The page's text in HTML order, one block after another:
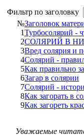
Фильтр по заголовку
№Заголовок
1Турбосолярий -
2СОЛЯРИЙ В
3Вред солярия и
4Солярий -
5Как правильно
6Загар в солярии
7Солярий -
8Как загорать в
9Как загореть
Уважаемые